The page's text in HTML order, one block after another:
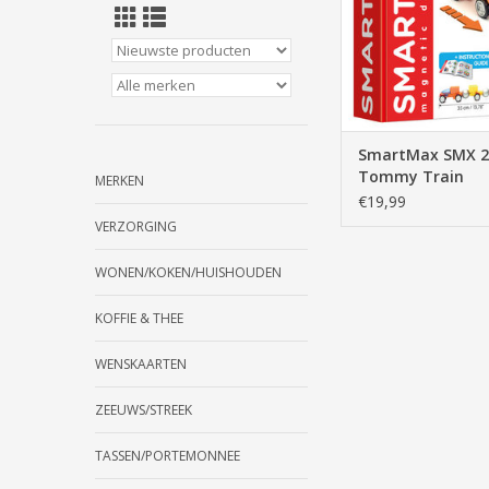
MERKEN
VERZORGING
WONEN/KOKEN/HUISHOUDEN
KOFFIE & THEE
WENSKAARTEN
ZEEUWS/STREEK
TASSEN/PORTEMONNEE
SmartMax SMX
Tommy Train
€19,99